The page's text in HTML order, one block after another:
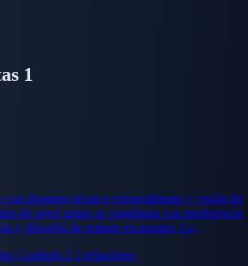
1
con dominio técnico extraordinario y visión de
de nivel genio se combinan con inteligencia
y filosofía de trabajo en equipo. La
el desarrollo central del personaje.
Capítulo 2 3 relaciónes